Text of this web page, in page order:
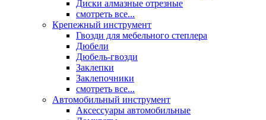
Диски алмазные отрезные
смотреть все...
Крепежный инструмент
Гвозди для мебельного степлера
Дюбели
Дюбель-гвозди
Заклепки
Заклепочники
смотреть все...
Автомобильный инструмент
Аксессуары автомобильные